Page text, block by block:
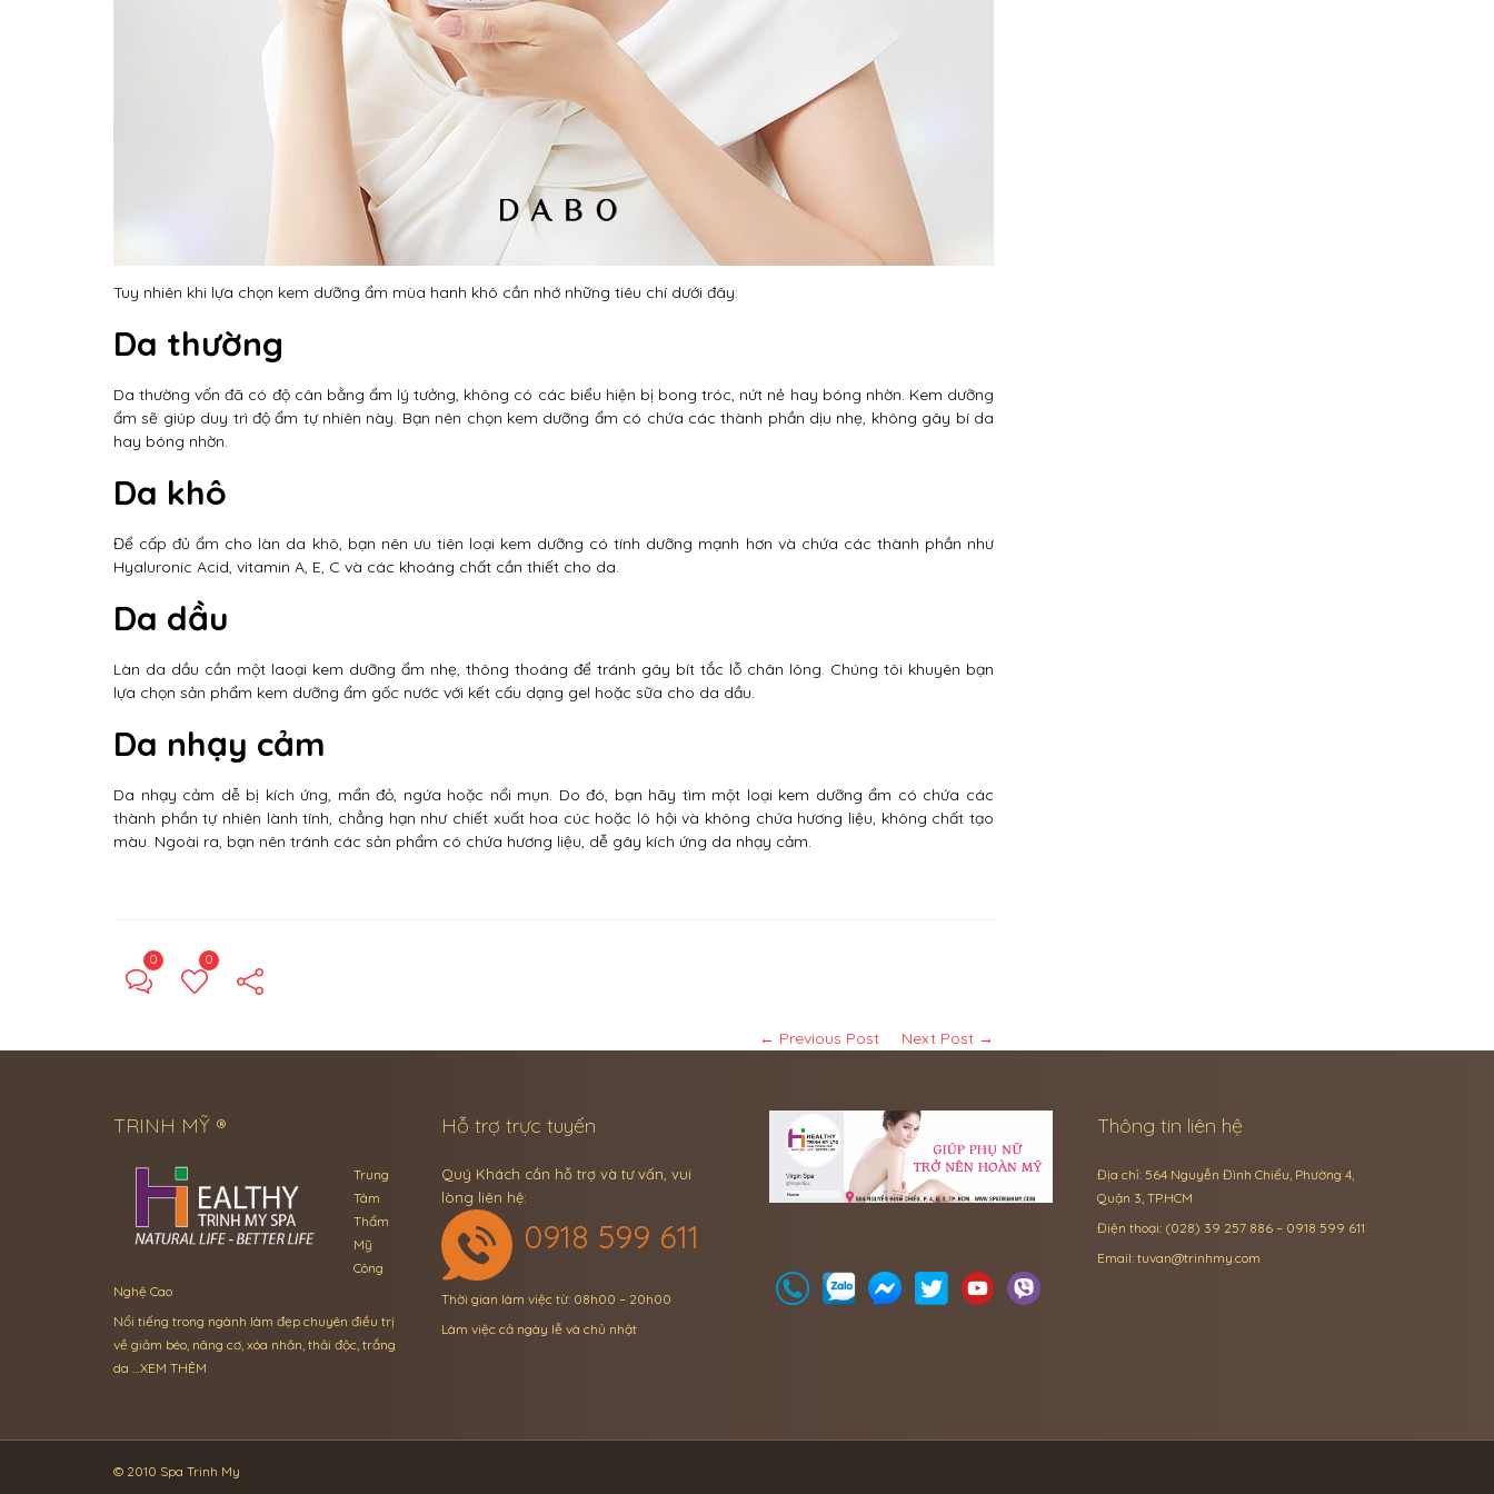
Tuy nhiên khi lựa chọn kem dưỡng ẩm mùa hanh khô cần nhớ những tiêu chí dưới đây:
Da thường
Da thường vốn đã có độ cân bằng ẩm lý tưởng, không có các biểu hiện bị bong tróc, nứt nẻ hay bóng nhờn. Kem dưỡng
ẩm sẽ giúp duy trì độ ẩm tự nhiên này. Bạn nên chọn kem dưỡng ẩm có chứa các thành phần dịu nhẹ, không gây bí da
hay bóng nhờn.
Da khô
Để cấp đủ ẩm cho làn da khô, bạn nên ưu tiên loại kem dưỡng có tính dưỡng mạnh hơn và chứa các thành phần như
Hyaluronic Acid, vitamin A, E, C và các khoáng chất cần thiết cho da.
Da dầu
Làn da dầu cần một laoại kem dưỡng ẩm nhẹ, thông thoáng để tránh gây bít tắc lỗ chân lông. Chúng tôi khuyên bạn
lựa chọn sản phẩm kem dưỡng ẩm gốc nước với kết cấu dạng gel hoặc sữa cho da dầu.
Da nhạy cảm
Da nhạy cảm dễ bị kích ứng, mẩn đỏ, ngứa hoặc nổi mụn. Do đó, bạn hãy tìm một loại kem dưỡng ẩm có chứa các
thành phần tự nhiên lành tính, chẳng hạn như chiết xuất hoa cúc hoặc lô hội và không chứa hương liệu, không chất tạo
màu. Ngoài ra, bạn nên tránh các sản phẩm có chứa hương liệu, dễ gây kích ứng da nhạy cảm.
0 0
← Previous Post Next Post →
TRINH MỸ ®
Trung
Tâm
Thẩm
Mỹ
Công
Nghệ Cao
Nổi tiếng trong ngành làm đẹp chuyên điều trị
về giảm béo, nâng cơ, xóa nhăn, thải độc, trắng
da …XEM THÊM
Hỗ trợ trực tuyến
Quý Khách cần hỗ trợ và tư vấn, vui
lòng liên hệ:
0918 599 611
Thời gian làm việc từ: 08h00 – 20h00
Làm việc cả ngày lễ và chủ nhật
Thông tin liên hệ
Địa chỉ: 564 Nguyễn Đình Chiểu, Phường 4,
Quận 3, TP.HCM
Điện thoại: (028) 39 257 886 – 0918 599 611
Email: tuvan@trinhmy.com
© 2010 Spa Trinh My